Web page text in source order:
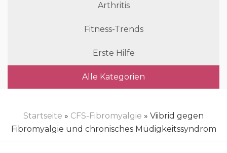
Arthritis
Fitness-Trends
Erste Hilfe
Alle Kategorien
Startseite » CFS-Fibromyalgie » Viibrid gegen
Fibromyalgie und chronisches Müdigkeitssyndrom